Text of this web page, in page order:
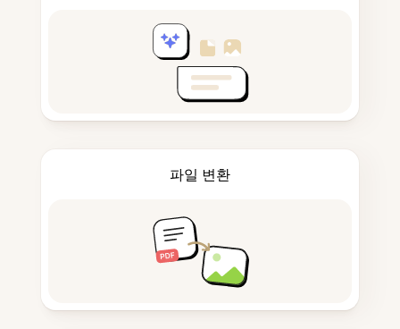
파일 변환